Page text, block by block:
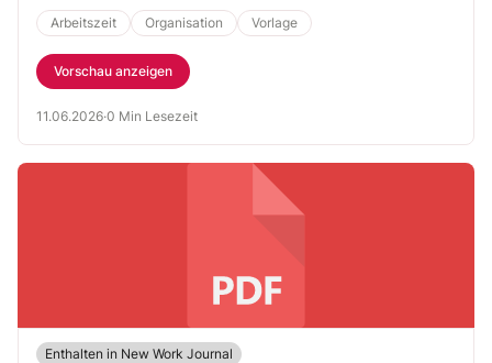
Arbeitszeit Organisation Vorlage
Vorschau anzeigen
11.06.2026·0 Min Lesezeit
Enthalten in New Work Journal